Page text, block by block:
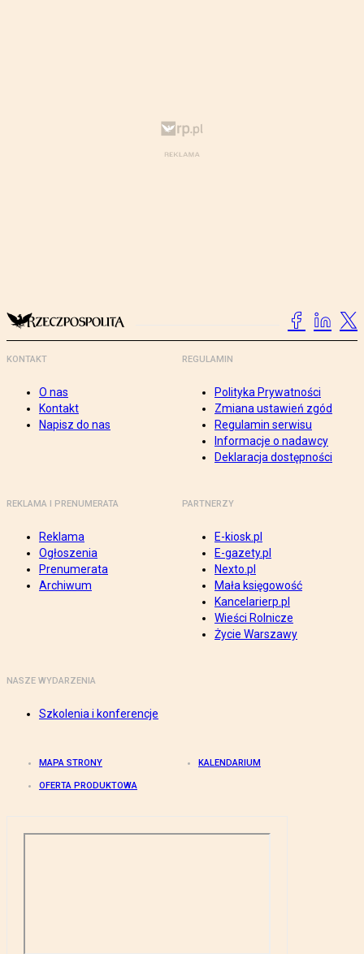
KONTAKT
O nas
Kontakt
Napisz do nas
REGULAMIN
Polityka Prywatności
Zmiana ustawień zgód
Regulamin serwisu
Informacje o nadawcy
Deklaracja dostępności
REKLAMA I PRENUMERATA
Reklama
Ogłoszenia
Prenumerata
Archiwum
PARTNERZY
E-kiosk.pl
E-gazety.pl
Nexto.pl
Mała księgowość
Kancelarierp.pl
Wieści Rolnicze
Życie Warszawy
NASZE WYDARZENIA
Szkolenia i konferencje
MAPA STRONY KALENDARIUM
OFERTA PRODUKTOWA